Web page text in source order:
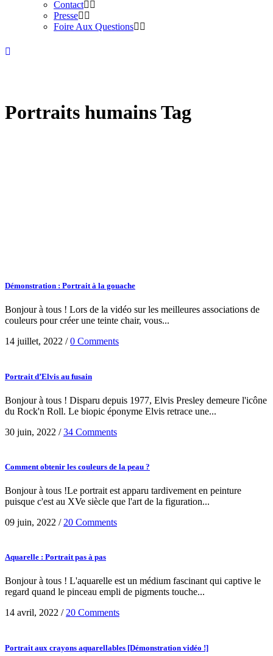
Contact
Presse
Foire Aux Questions
Portraits humains Tag
Démonstration : Portrait à la gouache
Bonjour à tous ! Lors de la vidéo sur les meilleures associations de
couleurs pour créer une teinte chair, vous...
14 juillet, 2022 /0 Comments
Portrait d’Elvis au fusain
Bonjour à tous ! Disparu depuis 1977, Elvis Presley demeure l'icône
du Rock'n Roll. Le biopic éponyme Elvis retrace une...
30 juin, 2022 /34 Comments
Comment obtenir les couleurs de la peau ?
Bonjour à tous !Le portrait est apparu tardivement en peinture
puisque c'est au XVe siècle que l'art de la figuration...
09 juin, 2022 / 20 Comments
Aquarelle : Portrait pas à pas
Bonjour à tous ! L'aquarelle est un médium fascinant qui captive le
regard quand le pinceau empli de pigments touche...
14 avril, 2022 / 20 Comments
Portrait aux crayons aquarellables [Démonstration vidéo !]